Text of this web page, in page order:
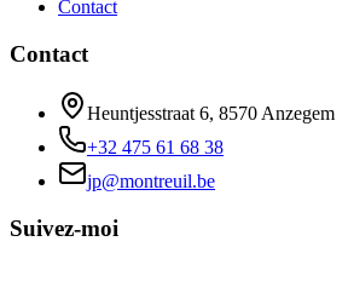
Contact
Contact
Heuntjesstraat 6, 8570 Anzegem
+32 475 61 68 38
jp@montreuil.be
Suivez-moi